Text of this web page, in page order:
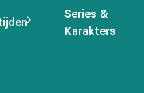
Series &
Karakters